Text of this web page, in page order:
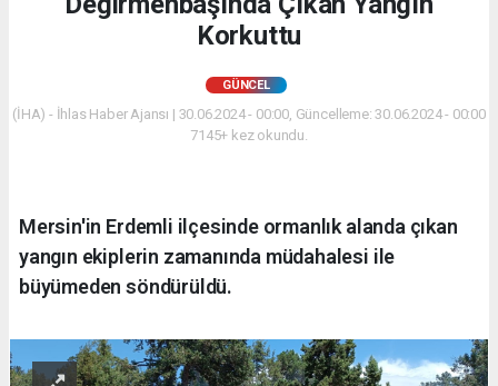
Korkuttu
GÜNCEL
(İHA) - İhlas Haber Ajansı | 30.06.2024 - 00:00, Güncelleme: 30.06.2024 - 00:00
7145+ kez okundu.
Mersin'in Erdemli ilçesinde ormanlık alanda çıkan
yangın ekiplerin zamanında müdahalesi ile
büyümeden söndürüldü.